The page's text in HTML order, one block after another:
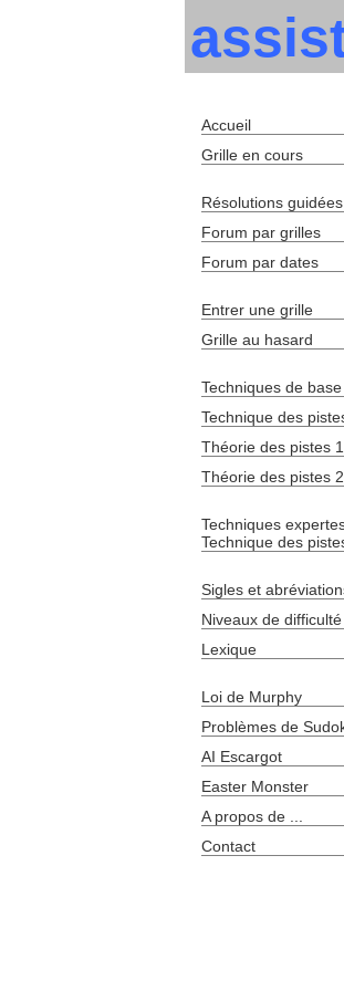
Accueil
Grille en cours
Résolutions guidées
Forum par grilles
Forum par dates
Entrer une grille
Grille au hasard
Techniques de base
Technique des
Théorie des pistes 1
Théorie des pistes 2
Techniques
Technique des
Sigles et
Niveaux de difficulté
Lexique
Loi de Murphy
Problèmes de
AI Escargot
Easter Monster
A propos de ...
Contact